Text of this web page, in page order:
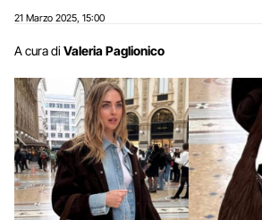
21 Marzo 2025 15:00
A cura di Valeria Paglionico